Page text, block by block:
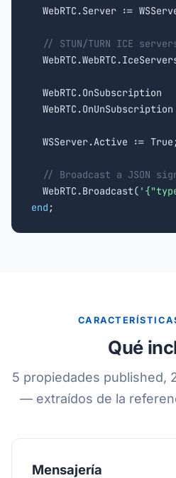
WebRTC.Server :=
// STUN/TURN ICE
WebRTC.OnSubscription
WebRTC.OnUnSubscription
WSServer.Active :=
// Broadcast a JSON
  WebRTC.Broadcast(
end ;
Qué
5 propiedades published,
— extraídos de la
Mensajería